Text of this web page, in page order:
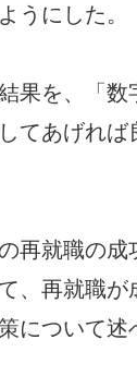
うにした。
果を、「数
てあげれば
再就職の成
、再就職が
について述